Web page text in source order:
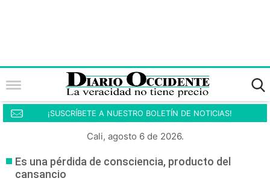
¡SUSCRÍBETE A NUESTRO BOLETÍN DE NOTICIAS!
Cali, agosto 6 de 2026.
Es una pérdida de consciencia, producto del
cansancio